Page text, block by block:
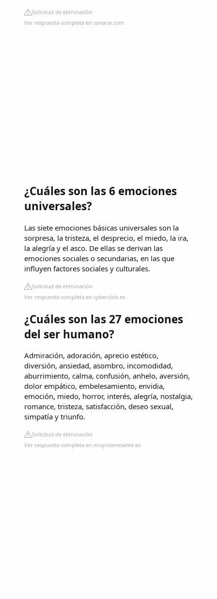
Solicitud de eliminación
Ver respuesta completa en sanarai.com
¿Cuáles son las 6 emociones
universales?
Las siete emociones básicas universales son la
sorpresa, la tristeza, el desprecio, el miedo, la ira,
la alegría y el asco. De ellas se derivan las
emociones sociales o secundarias, en las que
influyen factores sociales y culturales.
Solicitud de eliminación
Ver respuesta completa en cyberclick.es
¿Cuáles son las 27 emociones
del ser humano?
Admiración, adoración, aprecio estético,
diversión, ansiedad, asombro, incomodidad,
aburrimiento, calma, confusión, anhelo, aversión,
dolor empático, embelesamiento, envidia,
emoción, miedo, horror, interés, alegría, nostalgia,
romance, tristeza, satisfacción, deseo sexual,
simpatía y triunfo.
Solicitud de eliminación
Ver respuesta completa en muyinteresante.es